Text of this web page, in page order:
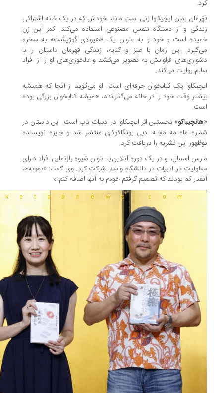
رمان ایچیکاوا زنی است مانند خودش که در یک خانه اشتراکی
و از دستگاه تنفس مصنوعی استفاده می‌کند. کمر این زن
است و خود را به عنوان یک «هیولای گوژپشت» به سخره
این رمان با طنز و کنایه، زندگی قهرمان داستان را با
فراوانش به تصویر می‌کشد و دلخوری‌های او را از افراد
روایت می‌کند.
یک کتابخوان حرفه‌ای است. او می‌گوید از آنجا که همیشه
وقت خود را در خانه می‌گذرانده، همیشه کتابخوان بزرگی بوده
» نخستین اثر ایچیکاوا در ادبیات ناب است. این داستان در
ماه مه مجله ادبی بونگاکوکای منتشر شد و جایزه نویسنده
این نشریه را دریافت کرد.
امسال، او در یک دوره آنلاین با عنوان شیوه بازنمایی افراد دارای
در ادبیات در دانشگاه واسدا شرکت کرد. وی گفت: «نمونه‌ها
کم بودند که تصمیم گرفتم خودم به آنها اضافه کنم.»